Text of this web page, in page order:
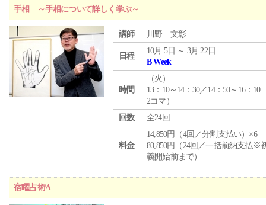
手相 ～手相について詳しく学ぶ～
講師 川野 文彰
日程
10月 5日 ～ 3月 22日
B Week
時間
（火 ）
13：10～14：30／14：50～16：10
2コマ）
回数
全24回
料金
14,850円（4回／分割支払い）×6
80,850円（24回／一括前納支払※
義開始前まで）
宿曜占術A